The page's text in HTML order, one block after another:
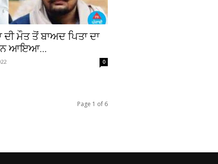
ਦੀ ਮੌਤ ਤੋਂ ਬਾਅਦ ਪਿਤਾ ਦਾ
ਆਇਆ...
0
Page 1 of 6